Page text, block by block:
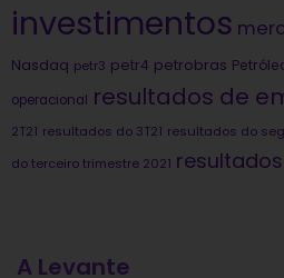
investimentos
Nasdaq petr3 petr4 petrobras
operacional resultados de
2T21 resultados do 3T21 resultados do
do terceiro trimestre 2021
A Levante